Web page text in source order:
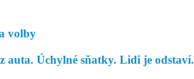
volby
auta. Úchylné sňatky. Lidi je odstaví.